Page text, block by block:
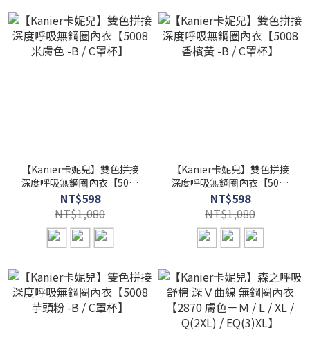
【Kanier卡妮兒】雙色拼接
深度呼吸無鋼圈內衣【5008
米膚色 -B / C罩杯】
NT$598
NT$1,080
【Kanier卡妮兒】雙色拼接
深度呼吸無鋼圈內衣【5008
香檳黃 -B / C罩杯】
NT$598
NT$1,080